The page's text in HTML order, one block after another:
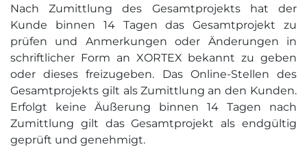
Nach Zumittlung des Gesamtprojekts hat der
Kunde binnen 14 Tagen das Gesamtprojekt zu
prüfen und Anmerkungen oder Änderungen in
schriftlicher Form an XORTEX bekannt zu geben
oder dieses freizugeben. Das Online-Stellen des
Gesamtprojekts gilt als Zumittlung an den Kunden.
Erfolgt keine Äußerung binnen 14 Tagen nach
Zumittlung gilt das Gesamtprojekt als endgültig
geprüft und genehmigt.